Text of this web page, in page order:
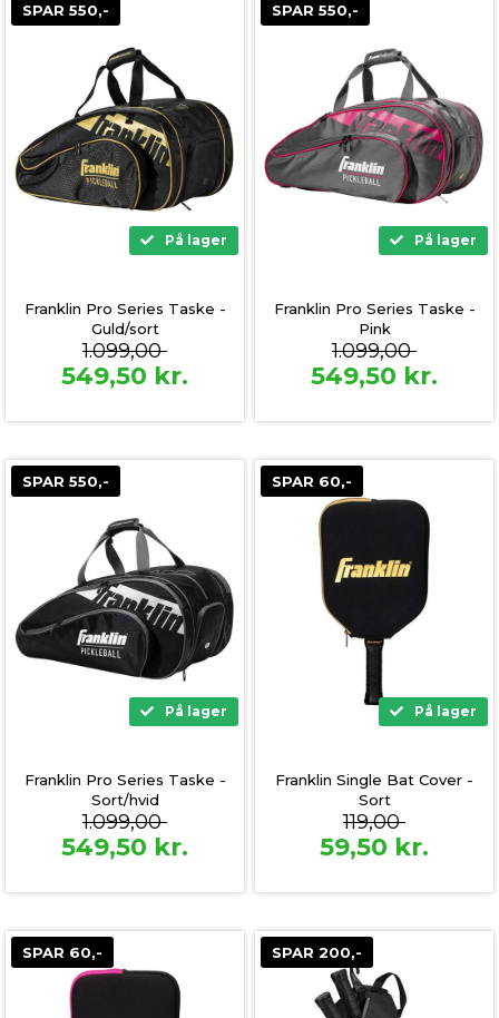
SPAR 550,-
På lager
Franklin Pro Series Taske -
Guld/sort
1.099,00
549,50 kr.
SPAR 550,-
På lager
Franklin Pro Series Taske -
Pink
1.099,00
549,50 kr.
SPAR 550,-
På lager
Franklin Pro Series Taske -
Sort/hvid
1.099,00
549,50 kr.
SPAR 60,-
På lager
Franklin Single Bat Cover -
Sort
119,00
59,50 kr.
SPAR 60,- SPAR 200,-